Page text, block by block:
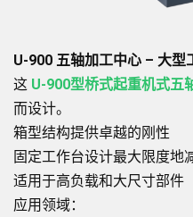
U-900 五轴加工中心 – 大型
这 U-900型桥式起重机式五
而设计。
箱型结构提供卓越的刚性
固定工作台设计最大限度地
适用于高负载和大尺寸部件
应用领域：